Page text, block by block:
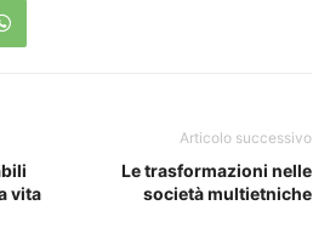
vita
Articolo successivo
Le trasformazioni nelle
società multietniche